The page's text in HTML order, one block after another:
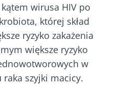
wirusa HIV po
której skład
ryzyko zakażenia
większe ryzyko
w
szyjki macicy.